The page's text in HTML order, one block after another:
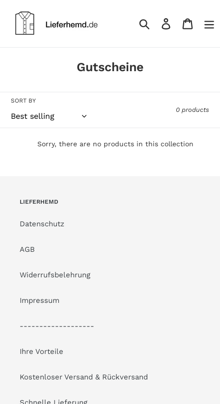
content
Log
Cart
C
c
Gutscheine
SORT BY
0 products
Sorry, there are no products in this collection
LIEFERHEMD
Datenschutz
AGB
Widerrufsbelehrung
Impressum
-------------------
Ihre Vorteile
Kostenloser Versand & Rückversand